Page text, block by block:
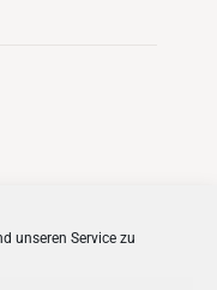
unseren Service zu